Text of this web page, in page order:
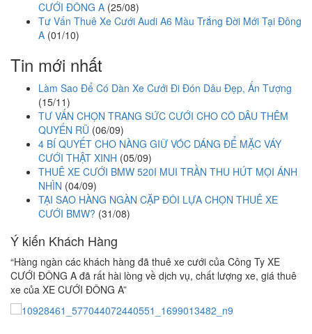
CƯỚI ĐÔNG A (25/08)
Tư Vấn Thuê Xe Cưới Audi A6 Màu Trắng Đời Mới Tại Đông
A (01/10)
Tin mới nhất
Làm Sao Để Có Dàn Xe Cưới Đi Đón Dâu Đẹp, Ấn Tượng
(15/11)
TƯ VẤN CHỌN TRANG SỨC CƯỚI CHO CÔ DÂU THÊM
QUYẾN RŨ (06/09)
4 BÍ QUYẾT CHO NÀNG GIỮ VÓC DÁNG ĐỂ MẶC VÁY
CƯỚI THẬT XINH (05/09)
THUÊ XE CƯỚI BMW 520I MUI TRẦN THU HÚT MỌI ÁNH
NHÌN (04/09)
TẠI SAO HÀNG NGÀN CẶP ĐÔI LỰA CHỌN THUÊ XE
CƯỚI BMW? (31/08)
Ý kiến Khách Hàng
“Hàng ngàn các khách hàng đã thuê xe cưới của Công Ty XE
CƯỚI ĐÔNG A đã rất hài lòng về dịch vụ, chất lượng xe, giá thuê
xe của XE CƯỚI ĐÔNG A”